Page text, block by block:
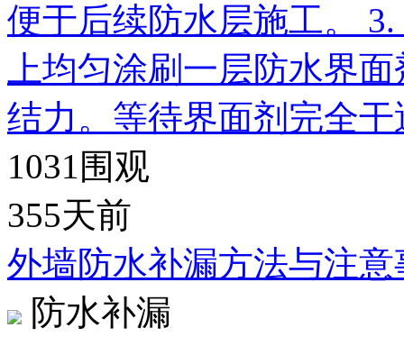
便于后续防水层施工。
上均匀涂刷一层防水界
结力。等待界面剂完全
1031 围观
355天前
外墙防水补漏方法与注
防水补漏